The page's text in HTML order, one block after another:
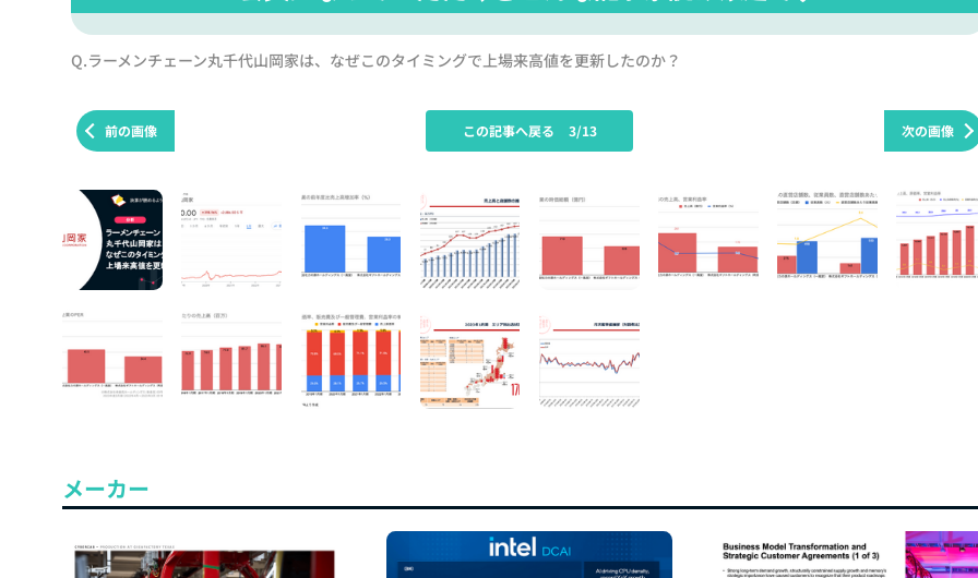
Q.ラーメンチェーン丸千代山岡家は、なぜこのタイミングで上場来高値を更新したのか？
前の画像 次の画像
この記事へ戻る 3/13
メーカー